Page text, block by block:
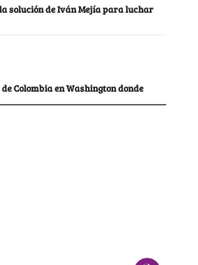
solución de Iván Mejía para luchar
Colombia en Washington donde